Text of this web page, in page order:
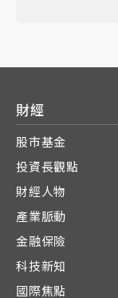
財經
股市基金
投資長觀點
財經人物
產業脈動
金融保險
科技新知
國際焦點